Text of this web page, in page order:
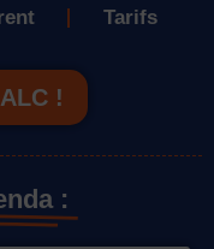
Tarifs
!
: